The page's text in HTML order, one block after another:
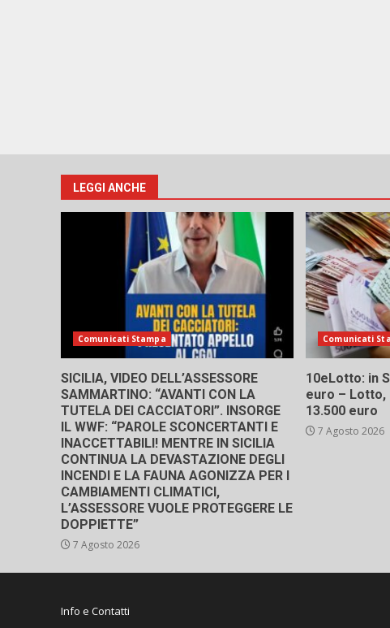
LEGGI ANCHE
Comunicati Stampa
SICILIA, VIDEO DELL’ASSESSORE
SAMMARTINO: “AVANTI CON LA
TUTELA DEI CACCIATORI”. INSORGE
IL WWF: “PAROLE SCONCERTANTI E
INACCETTABILI! MENTRE IN SICILIA
CONTINUA LA DEVASTAZIONE DEGLI
INCENDI E LA FAUNA AGONIZZA PER I
CAMBIAMENTI CLIMATICI,
L’ASSESSORE VUOLE PROTEGGERE LE
DOPPIETTE”
7 Agosto 2026
Comunicati
10eLotto: in
euro – Lotto,
13.500 euro
7 Agosto 2026
Info e Contatti